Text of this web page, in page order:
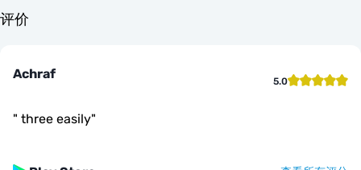
评价
Achraf 5.0
" three easily"